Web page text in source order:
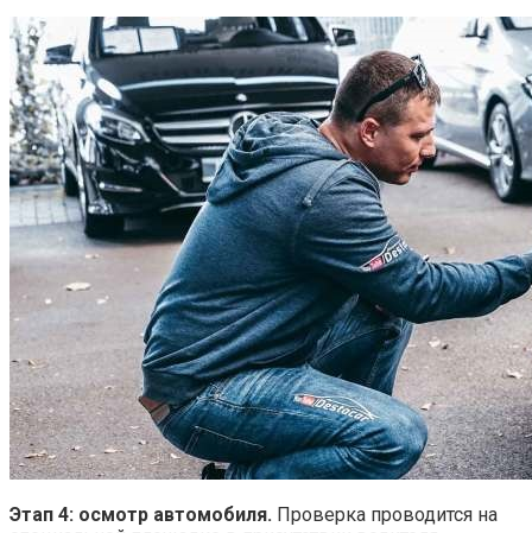
Этап 4: осмотр автомобиля. Проверка проводится на